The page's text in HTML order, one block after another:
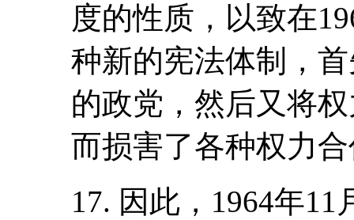
度的性质，以致在
种新的宪法体制，
的政党，然后又将
而损害了各种权力
17. 因此，1964年